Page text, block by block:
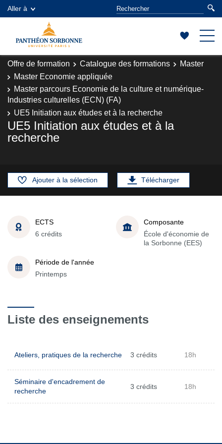
Aller à
Offre de formation Catalogue des formations
Master
Master Economie appliquée
Master parcours Economie de la culture et numérique-
Industries culturelles (ECN) (FA)
UE5 Initiation aux études et à la recherche
UE5 Initiation aux études et à la
recherche
Ajouter à la sélection Télécharger
ECTS
6 crédits
Composante
École d'économie de
la Sorbonne (EES)
Période de l'année
Printemps
Liste des enseignements
Ateliers, pratiques de la recherche 3 crédits 18h
Séminaire d'encadrement de
recherche
3 crédits 18h